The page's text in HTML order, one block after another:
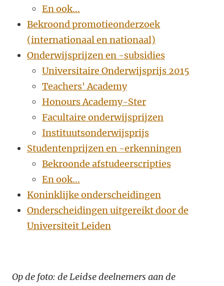
En ook...
Bekroond promotieonderzoek
(internationaal en nationaal)
Onderwijsprijzen en -subsidies
Universitaire Onderwijsprijs 2015
Teachers' Academy
Honours Academy-Ster
Facultaire onderwijsprijzen
Instituutsonderwijsprijs
Studentenprijzen en -erkenningen
Bekroonde afstudeerscripties
En ook...
Koninklijke onderscheidingen
Onderscheidingen uitgereikt door de
Universiteit Leiden
Op de foto: de Leidse deelnemers aan de